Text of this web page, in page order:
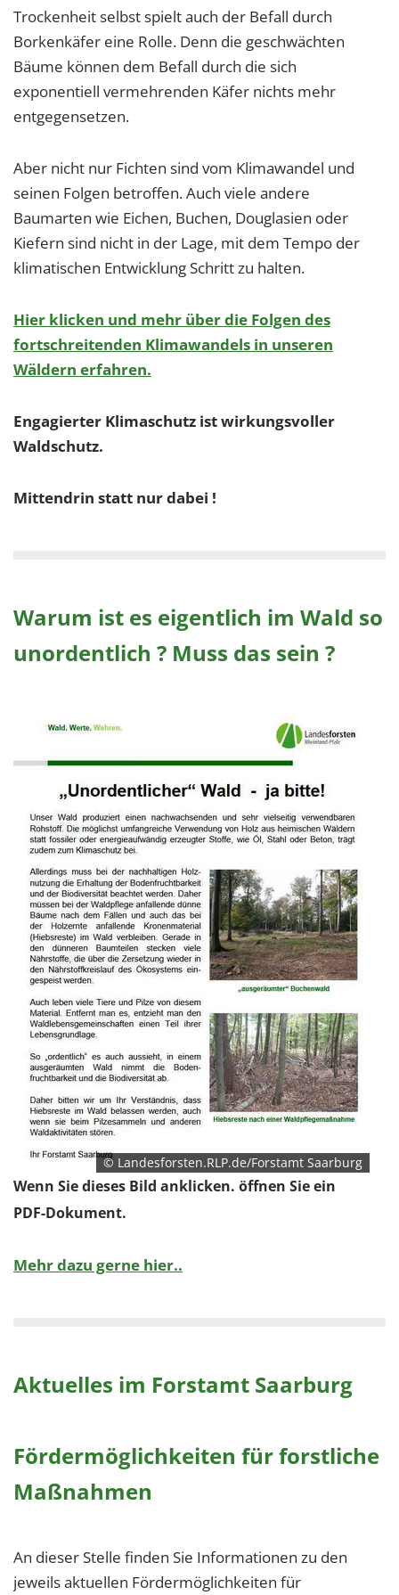
Trockenheit selbst spielt auch der Befall durch
Borkenkäfer eine Rolle. Denn die geschwächten
Bäume können dem Befall durch die sich
exponentiell vermehrenden Käfer nichts mehr
entgegensetzen.
Aber nicht nur Fichten sind vom Klimawandel und
seinen Folgen betroffen. Auch viele andere
Baumarten wie Eichen, Buchen, Douglasien oder
Kiefern sind nicht in der Lage, mit dem Tempo der
klimatischen Entwicklung Schritt zu halten.
Hier klicken und mehr über die Folgen des
fortschreitenden Klimawandels in unseren
Wäldern erfahren.
Engagierter Klimaschutz ist wirkungsvoller
Waldschutz.
Mittendrin statt nur dabei !
Warum ist es eigentlich im Wald so
unordentlich ? Muss das sein ?
© Landesforsten.RLP.de/Forstamt Saarburg
Wenn Sie dieses Bild anklicken. öffnen Sie ein
PDF-Dokument.
Mehr dazu gerne hier..
Aktuelles im Forstamt Saarburg
Fördermöglichkeiten für forstliche
Maßnahmen
An dieser Stelle finden Sie Informationen zu den
jeweils aktuellen Fördermöglichkeiten für